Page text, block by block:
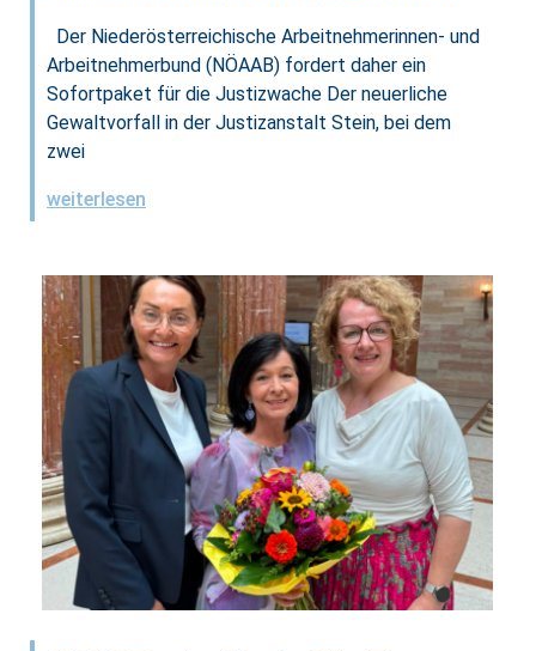
Der Niederösterreichische Arbeitnehmerinnen- und
Arbeitnehmerbund (NÖAAB) fordert daher ein
Sofortpaket für die Justizwache Der neuerliche
Gewaltvorfall in der Justizanstalt Stein, bei dem
zwei
weiterlesen